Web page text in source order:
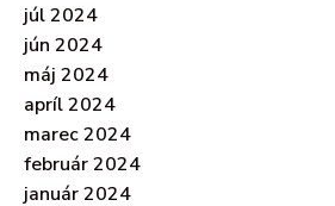
júl 2024
jún 2024
máj 2024
apríl 2024
marec 2024
február 2024
január 2024